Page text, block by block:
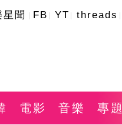
聞 FB YT threads
電影 音樂 專題